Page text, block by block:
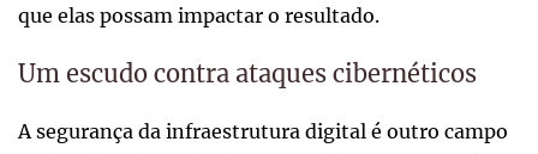
que elas possam impactar o resultado.
Um escudo contra ataques cibernéticos
A segurança da infraestrutura digital é outro campo